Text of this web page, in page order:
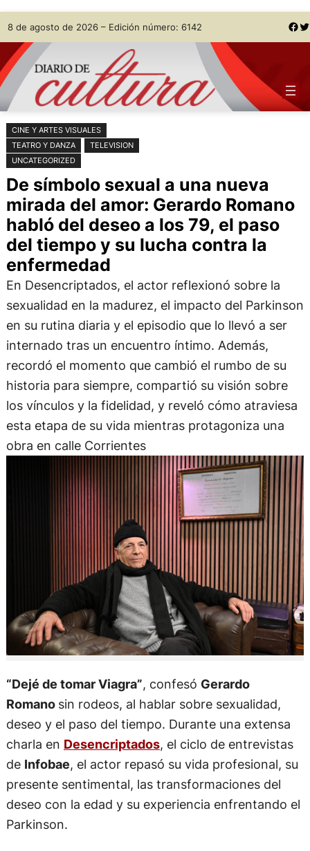
Saltar
al
contenido
Skip
to
content
8 de agosto de 2026 – Edición número: 6142 Facebook Twitter
CINE Y ARTES VISUALES
TEATRO Y DANZA
TELEVISION
UNCATEGORIZED
De símbolo sexual a una nueva
mirada del amor: Gerardo Romano
habló del deseo a los 79, el paso
del tiempo y su lucha contra la
enfermedad
En Desencriptados, el actor reflexionó sobre la
sexualidad en la madurez, el impacto del Parkinson
en su rutina diaria y el episodio que lo llevó a ser
internado tras un encuentro íntimo. Además,
recordó el momento que cambió el rumbo de su
historia para siempre, compartió su visión sobre
los vínculos y la fidelidad, y reveló cómo atraviesa
esta etapa de su vida mientras protagoniza una
obra en calle Corrientes
“Dejé de tomar Viagra”, confesó Gerardo
Romano sin rodeos, al hablar sobre sexualidad,
deseo y el paso del tiempo. Durante una extensa
charla en Desencriptados, el ciclo de entrevistas
de Infobae, el actor repasó su vida profesional, su
presente sentimental, las transformaciones del
deseo con la edad y su experiencia enfrentando el
Parkinson.